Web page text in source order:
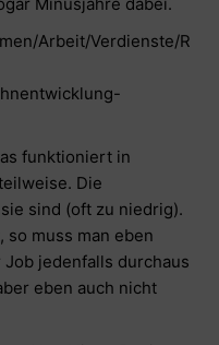
Arbeit/Verdienste/R
funktioniert in
Die
sind (oft zu niedrig).
so muss man eben
jedenfalls durchaus
eben auch nicht